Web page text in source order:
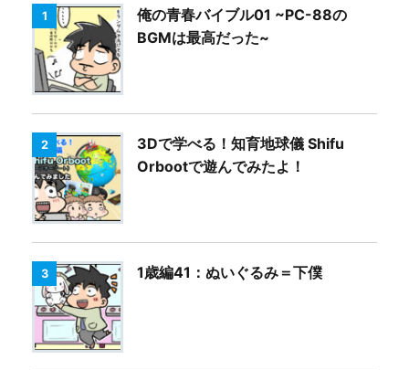
1
俺の青春バイブル01 ~PC-88の
BGMは最高だった~
2
3Dで学べる！知育地球儀 Shifu
Orbootで遊んでみたよ！
3 1歳編41：ぬいぐるみ＝下僕